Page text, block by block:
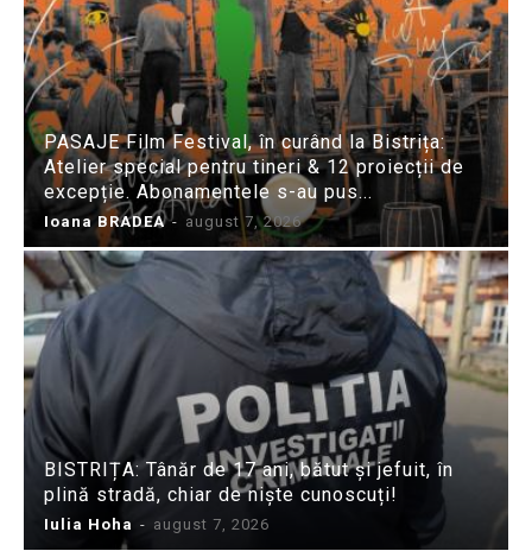
PASAJE Film Festival, în curând la Bistrița:
Atelier special pentru tineri & 12 proiecții de
excepție. Abonamentele s-au pus...
Ioana BRADEA - august 7, 2026
BISTRIȚA: Tânăr de 17 ani, bătut și jefuit, în
plină stradă, chiar de niște cunoscuți!
Iulia Hoha - august 7, 2026